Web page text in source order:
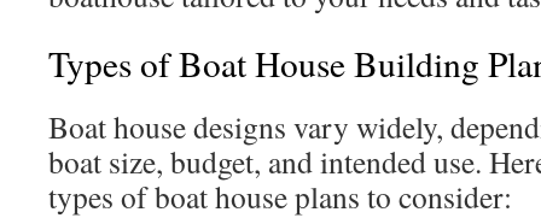
Types of Boat House Building
Boat house designs vary widely,
boat size, budget, and intended use.
types of boat house plans to consider: